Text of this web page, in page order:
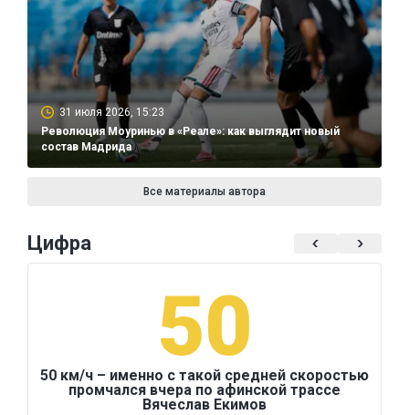
31 июля 2026, 15:23
Революция Моуринью в «Реале»: как выглядит новый
состав Мадрида
Все материалы автора
Цифра
50
50 км/ч – именно с такой средней скоростью
промчался вчера по афинской трассе
Вячеслав Екимов